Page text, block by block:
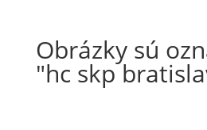
Obrázky sú
"hc skp